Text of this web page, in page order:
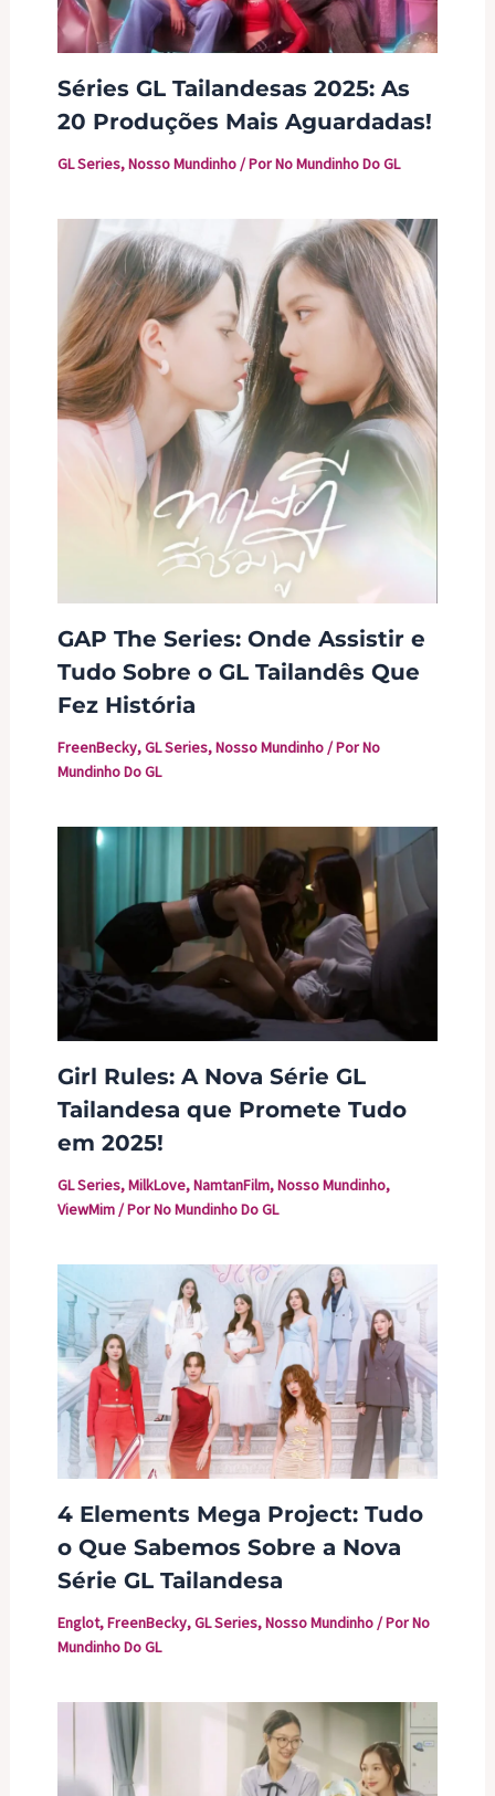
Séries GL Tailandesas 2025: As
20 Produções Mais Aguardadas!
GL Series,Nosso Mundinho/ PorNo Mundinho Do GL
GAP The Series: Onde Assistir e
Tudo Sobre o GL Tailandês Que
Fez História
FreenBecky,GL Series,Nosso Mundinho/ PorNo
Mundinho Do GL
Girl Rules: A Nova Série GL
Tailandesa que Promete Tudo
em 2025!
GL Series,MilkLove,NamtanFilm,Nosso Mundinho,
ViewMim/ PorNo Mundinho Do GL
4 Elements Mega Project: Tudo
o Que Sabemos Sobre a Nova
Série GL Tailandesa
Englot,FreenBecky,GL Series,Nosso Mundinho/ PorNo
Mundinho Do GL